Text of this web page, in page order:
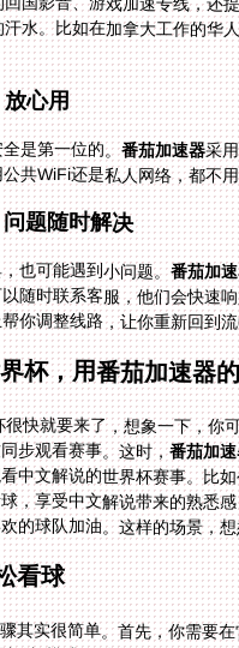
水。比如在加拿大工作的华
心用
是第一位的。番茄加速器采
共WiFi还是私人网络，都不
题随时解决
也可能遇到小问题。番茄加
你调整线路，让你重新回到
杯，用番茄加速器
快就要来了，想象一下，你
步观看赛事。这时，番茄加
中文解说的世界杯赛事。比
的球队加油。这样的场景，
看球
其实很简单。首先，你需要